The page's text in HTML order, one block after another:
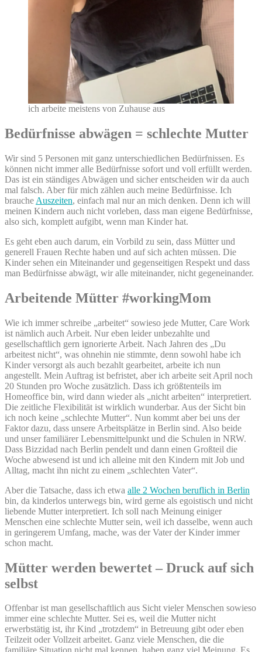
ich arbeite meistens von Zuhause aus
Bedürfnisse abwägen = schlechte Mutter
Wir sind 5 Personen mit ganz unterschiedlichen Bedürfnissen. Es
können nicht immer alle Bedürfnisse sofort und voll erfüllt werden.
Das ist ein ständiges Abwägen und sicher entscheiden wir da auch
mal falsch. Aber für mich zählen auch meine Bedürfnisse. Ich
brauche Auszeiten, einfach mal nur an mich denken. Denn ich will
meinen Kindern auch nicht vorleben, dass man eigene Bedürfnisse,
also sich, komplett aufgibt, wenn man Kinder hat.
Es geht eben auch darum, ein Vorbild zu sein, dass Mütter und
generell Frauen Rechte haben und auf sich achten müssen. Die
Kinder sehen ein Miteinander und gegenseitigen Respekt und dass
man Bedürfnisse abwägt, wir alle miteinander, nicht gegeneinander.
Arbeitende Mütter #workingMom
Wie ich immer schreibe „arbeitet“ sowieso jede Mutter, Care Work
ist nämlich auch Arbeit. Nur eben leider unbezahlte und
gesellschaftlich gern ignorierte Arbeit. Nach Jahren des „Du
arbeitest nicht“, was ohnehin nie stimmte, denn sowohl habe ich
Kinder versorgt als auch bezahlt gearbeitet, arbeite ich nun
angestellt. Mein Auftrag ist befristet, aber ich arbeite seit April noch
20 Stunden pro Woche zusätzlich. Dass ich größtenteils im
Homeoffice bin, wird dann wieder als „nicht arbeiten“ interpretiert.
Die zeitliche Flexibilität ist wirklich wunderbar. Aus der Sicht bin
ich noch keine „schlechte Mutter“. Nun kommt aber bei uns der
Faktor dazu, dass unsere Arbeitsplätze in Berlin sind. Also beide
und unser familiärer Lebensmittelpunkt und die Schulen in NRW.
Dass Bizzidad nach Berlin pendelt und dann einen Großteil die
Woche abwesend ist und ich alleine mit den Kindern mit Job und
Alltag, macht ihn nicht zu einem „schlechten Vater“.
Aber die Tatsache, dass ich etwa alle 2 Wochen beruflich in Berlin
bin, da kinderlos unterwegs bin, wird gerne als egoistisch und nicht
liebende Mutter interpretiert. Ich soll nach Meinung einiger
Menschen eine schlechte Mutter sein, weil ich dasselbe, wenn auch
in geringerem Umfang, mache, was der Vater der Kinder immer
schon macht.
Mütter werden bewertet – Druck auf sich
selbst
Offenbar ist man gesellschaftlich aus Sicht vieler Menschen sowieso
immer eine schlechte Mutter. Sei es, weil die Mutter nicht
erwerbstätig ist, ihr Kind „trotzdem“ in Betreuung gibt oder eben
Teilzeit oder Vollzeit arbeitet. Ganz viele Menschen, die die